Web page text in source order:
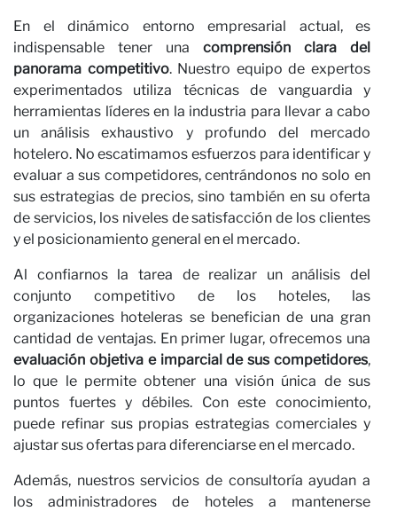
En el dinámico entorno empresarial actual, es
indispensable tener una comprensión clara del
panorama competitivo. Nuestro equipo de expertos
experimentados utiliza técnicas de vanguardia y
herramientas líderes en la industria para llevar a cabo
un análisis exhaustivo y profundo del mercado
hotelero. No escatimamos esfuerzos para identificar y
evaluar a sus competidores, centrándonos no solo en
sus estrategias de precios, sino también en su oferta
de servicios, los niveles de satisfacción de los clientes
y el posicionamiento general en el mercado.
Al confiarnos la tarea de realizar un análisis del
conjunto competitivo de los hoteles, las
organizaciones hoteleras se benefician de una gran
cantidad de ventajas. En primer lugar, ofrecemos una
evaluación objetiva e imparcial de sus competidores,
lo que le permite obtener una visión única de sus
puntos fuertes y débiles. Con este conocimiento,
puede refinar sus propias estrategias comerciales y
ajustar sus ofertas para diferenciarse en el mercado.
Además, nuestros servicios de consultoría ayudan a
los administradores de hoteles a mantenerse